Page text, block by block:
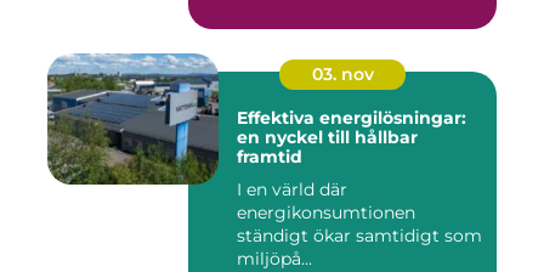
03. nov
Effektiva energilösningar:
en nyckel till hållbar
framtid
I en värld där
energikonsumtionen
ständigt ökar samtidigt som
miljöpå...